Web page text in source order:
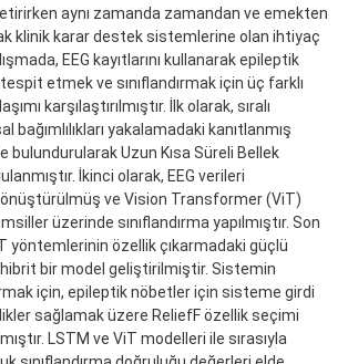
aynı zamanda zamandan ve emekten
klinik karar destek sistemlerine olan ihtiyaç
EEG kayıtlarını kullanarak epileptik
tespit etmek ve sınıflandırmak için üç farklı
karşılaştırılmıştır. İlk olarak, sıralı
bağımlılıkları yakalamadaki kanıtlanmış
bulundurularak Uzun Kısa Süreli Bellek
İkinci olarak, EEG verileri
ve Vision Transformer (ViT)
üzerinde sınıflandırma yapılmıştır. Son
yöntemlerinin özellik çıkarmadaki güçlü
hibrit bir model geliştirilmiştir. Sistemin
için, epileptik nöbetler için sisteme girdi
sağlamak üzere ReliefF özellik seçimi
LSTM ve ViT modelleri ile sırasıyla